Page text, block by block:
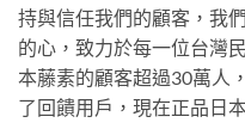
持與信任我們的顧客，我
的心，致力於每一位台灣
本藤素的顧客超過30萬人
了回饋用戶，現在正品日